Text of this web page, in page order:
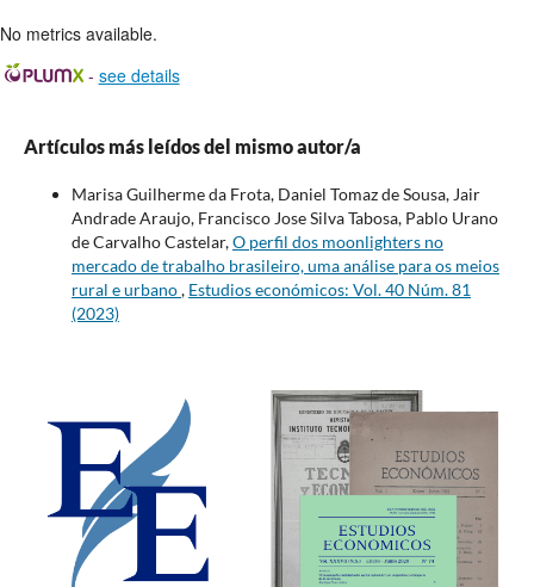
No metrics available.
- see details
Artículos más leídos del mismo autor/a
Marisa Guilherme da Frota, Daniel Tomaz de Sousa, Jair
Andrade Araujo, Francisco Jose Silva Tabosa, Pablo Urano
de Carvalho Castelar,O perfil dos moonlighters no
mercado de trabalho brasileiro, uma análise para os meios
rural e urbano, Estudios económicos: Vol. 40 Núm. 81
(2023)